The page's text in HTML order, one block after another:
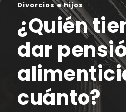
Divorcios e hijos
¿Quién
dar
cuánto?